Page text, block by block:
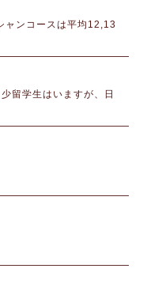
ャンコースは平均12,13
留学生はいますが、日